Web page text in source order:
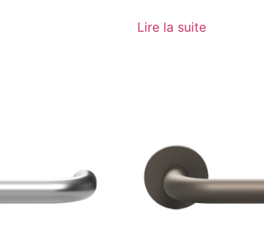
Lire la suite